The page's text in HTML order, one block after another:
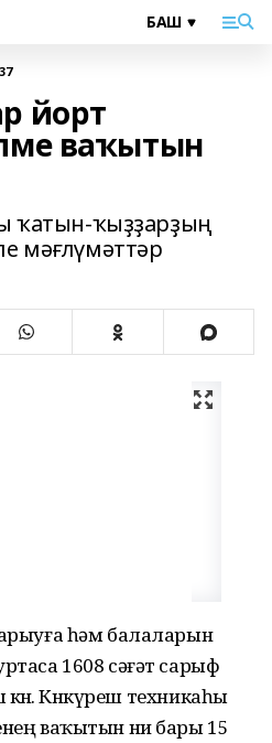
йорт
ваҡытын
ҡатын-ҡыҙҙарҙың
мәғлүмәттәр
һәм балаларын
1608 сәғәт сарыф
Көнкүреш техникаһы
ваҡытын ни бары 15